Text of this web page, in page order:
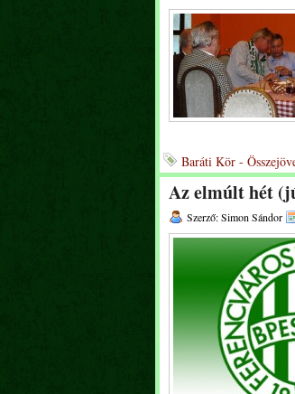
Baráti Kör -
Az elmúlt hét
Szerző: Simon Sándor